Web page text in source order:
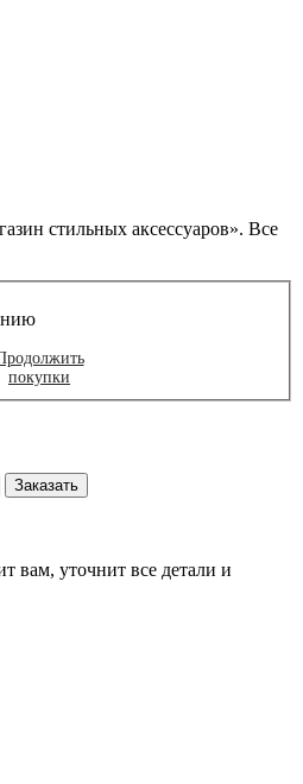
стильных аксессуаров». Все
покупки
вам, уточнит все детали и